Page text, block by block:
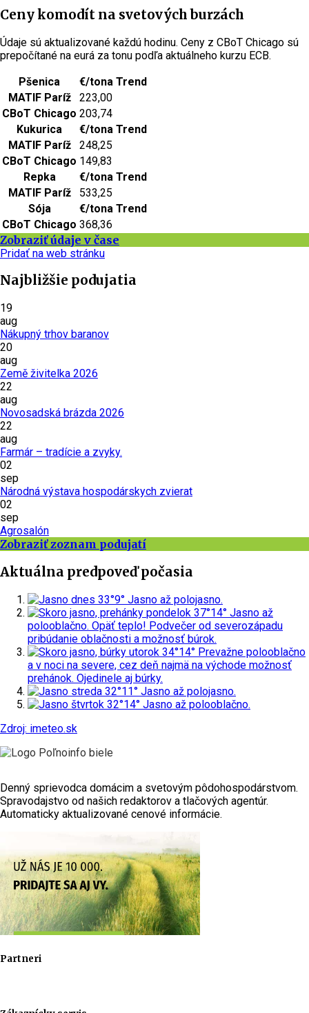
Ceny komodít na svetových burzách
Údaje sú aktualizované každú hodinu. Ceny z CBoT Chicago sú
prepočítané na eurá za tonu podľa aktuálneho kurzu ECB.
Pšenica
€/tona Trend
MATIF Paríž
223,00
CBoT Chicago 203,74
Kukurica
€/tona Trend
MATIF Paríž
248,25
CBoT Chicago 149,83
Repka
€/tona Trend
MATIF Paríž
533,25
Sója
€/tona Trend
CBoT Chicago 368,36
Zobraziť údaje v čase
Pridať na web stránku
Najbližšie podujatia
19
aug
Nákupný trhov baranov
20
aug
Země živitelka 2026
22
aug
Novosadská brázda 2026
22
aug
Farmár – tradície a zvyky.
02
sep
Národná výstava hospodárskych zvierat
02
sep
Agrosalón
Zobraziť zoznam podujatí
Aktuálna predpoveď počasia
dnes 33°9° Jasno až polojasno.
pondelok 37°14° Jasno až
polooblačno. Opäť teplo! Podvečer od severozápadu
pribúdanie oblačnosti a možnosť búrok.
utorok 34°14° Prevažne polooblačno
a v noci na severe, cez deň najmä na východe možnosť
prehánok. Ojedinele aj búrky.
streda 32°11° Jasno až polojasno.
štvrtok 32°14° Jasno až polooblačno.
Zdroj: imeteo.sk
Denný sprievodca domácim a svetovým pôdohospodárstvom.
Spravodajstvo od našich redaktorov a tlačových agentúr.
Automaticky aktualizované cenové informácie.
Partneri